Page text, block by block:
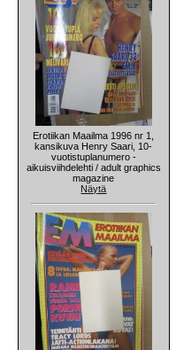
Erotiikan Maailma 1996 nr 1,
kansikuva Henry Saari, 10-
vuotistuplanumero -
aikuisviihdelehti / adult graphics
magazine
Näytä